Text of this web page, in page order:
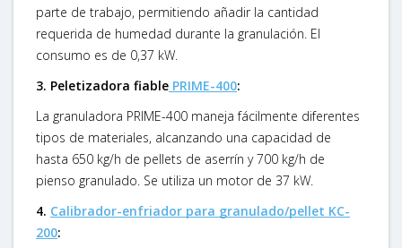
parte de trabajo, permitiendo añadir la cantidad
requerida de humedad durante la granulación. El
consumo es de 0,37 kW.
3. Peletizadora fiable PRIME-400:
La granuladora PRIME-400 maneja fácilmente diferentes
tipos de materiales, alcanzando una capacidad de
hasta 650 kg/h de pellets de aserrín y 700 kg/h de
pienso granulado. Se utiliza un motor de 37 kW.
4. Calibrador-enfriador para granulado/pellet KC-
200: